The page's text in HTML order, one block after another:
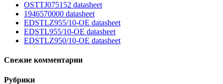
OSTTJ075152 datasheet
1946570000 datasheet
EDSTLZ955/10-OE datasheet
EDSTL955/10-OE datasheet
EDSTLZ950/10-OE datasheet
Свежие комментарии
Рубрики